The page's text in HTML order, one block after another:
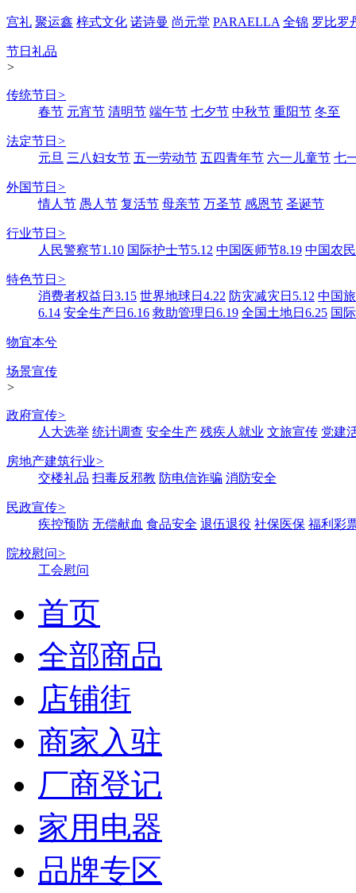
宫礼 聚运鑫 梓式文化 诺诗曼 尚元堂 PARAELLA 全锦 罗比罗
节日礼品
>
传统节日 >
春节 元宵节 清明节 端午节 七夕节 中秋节 重阳节 冬至
法定节日 >
元旦 三八妇女节 五一劳动节 五四青年节 六一儿童节 七
外国节日 >
情人节 愚人节 复活节 母亲节 万圣节 感恩节 圣诞节
行业节日 >
人民警察节1.10 国际护士节5.12 中国医师节8.19 中国农
特色节日 >
消费者权益日3.15 世界地球日4.22 防灾减灾日5.12 中国
6.14 安全生产日6.16 救助管理日6.19 全国土地日6.25 国
物宜本兮
场景宣传
>
政府宣传>
人大选举 统计调查 安全生产 残疾人就业 文旅宣传 党建
房地产建筑行业>
交楼礼品 扫毒反邪教 防电信诈骗 消防安全
民政宣传>
疾控预防 无偿献血 食品安全 退伍退役 社保医保 福利彩
院校慰问>
工会慰问
首页
全部商品
店铺街
商家入驻
厂商登记
家用电器
品牌专区